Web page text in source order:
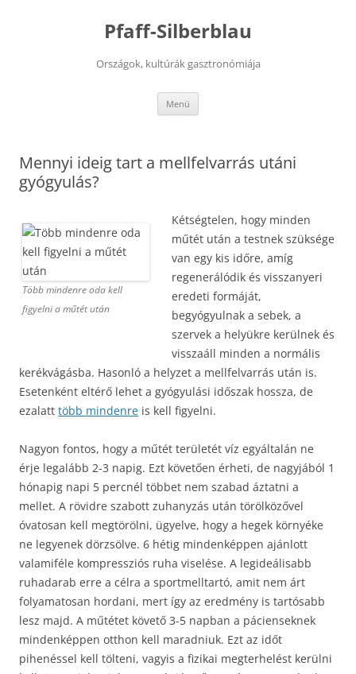
Pfaff-Silberblau
Országok, kultúrák gasztronómiája
Menü
Mennyi ideig tart a mellfelvarrás utáni
gyógyulás?
Több mindenre oda kell
figyelni a műtét után
Kétségtelen, hogy minden
műtét után a testnek szüksége
van egy kis időre, amíg
regenerálódik és visszanyeri
eredeti formáját,
begyógyulnak a sebek, a
szervek a helyükre kerülnek és
visszaáll minden a normális
kerékvágásba. Hasonló a helyzet a mellfelvarrás után is.
Esetenként eltérő lehet a gyógyulási időszak hossza, de
ezalatt több mindenre is kell figyelni.
Nagyon fontos, hogy a műtét területét víz egyáltalán ne
érje legalább 2-3 napig. Ezt követően érheti, de nagyjából 1
hónapig napi 5 percnél többet nem szabad áztatni a
mellet. A rövidre szabott zuhanyzás után törölközővel
óvatosan kell megtörölni, ügyelve, hogy a hegek környéke
ne legyenek dörzsölve. 6 hétig mindenképpen ajánlott
valamiféle kompressziós ruha viselése. A legideálisabb
ruhadarab erre a célra a sportmelltartó, amit nem árt
folyamatosan hordani, mert így az eredmény is tartósabb
lesz majd. A műtétet követő 3-5 napban a pácienseknek
mindenképpen otthon kell maradniuk. Ezt az időt
pihenéssel kell tölteni, vagyis a fizikai megterhelést kerülni